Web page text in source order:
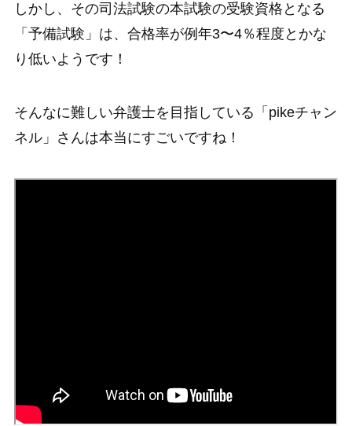
しかし、その司法試験の本試験の受験資格となる
「予備試験」は、合格率が例年3〜4％程度とかな
り低いようです！
そんなに難しい弁護士を目指している「pikeチャン
ネル」さんは本当にすごいですね！